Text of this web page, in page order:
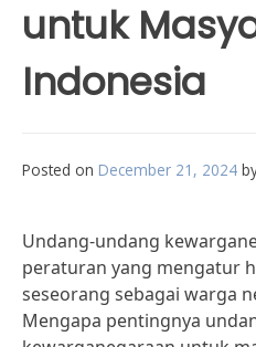
untuk
Indonesia
Posted on December 21, 2024
Undang-undang
peraturan yang mengatur
seseorang sebagai warga
Mengapa pentingnya